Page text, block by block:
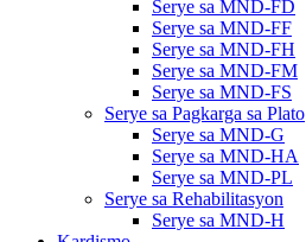
Serye sa MND-FD
Serye sa MND-FF
Serye sa MND-FH
Serye sa MND-FM
Serye sa MND-FS
Serye sa Pagkarga sa Plato
Serye sa MND-G
Serye sa MND-HA
Serye sa MND-PL
Serye sa Rehabilitasyon
Serye sa MND-H